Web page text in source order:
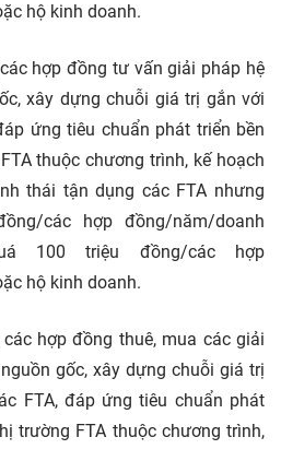
hộ kinh doanh.
hợp đồng tư vấn giải pháp hệ
xây dựng chuỗi giá trị gắn với
ứng tiêu chuẩn phát triển bền
thuộc chương trình, kế hoạch
thái tận dụng các FTA nhưng
các hợp đồng/năm/doanh
100 triệu đồng/các hợp
hộ kinh doanh.
hợp đồng thuê, mua các giải
gốc, xây dựng chuỗi giá trị
FTA, đáp ứng tiêu chuẩn phát
trường FTA thuộc chương trình,